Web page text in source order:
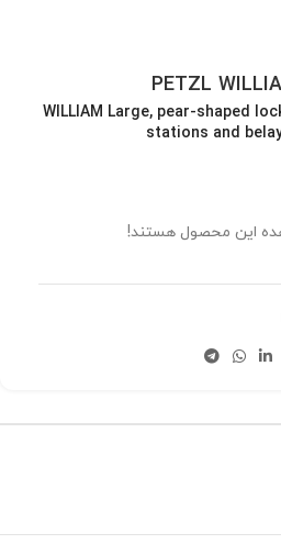
WILLIAM Large, pear-shaped
stations and
این محصول هستند!